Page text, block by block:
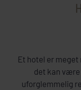
Et hotel er
det kan
uforglemmelig